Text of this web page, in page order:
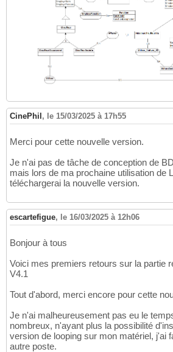
99
100
101
102
104
105
106
108
109
110
111
112
113
114
115
116
118
119
CREATE TABLE
   MissionId
INT,
   VoitureId
NULL
   EmployeId
INT NOT NULL
CONSTRAINT
CONSTRAINT
CREATE TABLE
   MissionId
INT,
   VoitureId
INT NOT
CONSTRAINT
CONSTRAINT
CONSTRAINT
);
CREATE TABLE
   EmployeId
INT,
   FonctionId
INT,
CONSTRAINT
CONSTRAINT
);
--La date de début
ALTER
MISSION
ADD CONSTRAINT
CHECK
(
CinePhil, le 15/03/2025 à 17h55
Merci pour cette nouvelle version.
Je n'ai pas de tâche de conception de
mais lors de ma prochaine utilisation de
téléchargerai la nouvelle version.
escartefigue, le 16/03/2025 à 12h06
Bonjour à tous
Voici mes premiers retours sur la partie
V4.1
Tout d'abord, merci encore pour cette
Je n'ai malheureusement pas eu le
nombreux, n'ayant plus la possibilité
version de looping sur mon matériel, j'ai
autre poste.